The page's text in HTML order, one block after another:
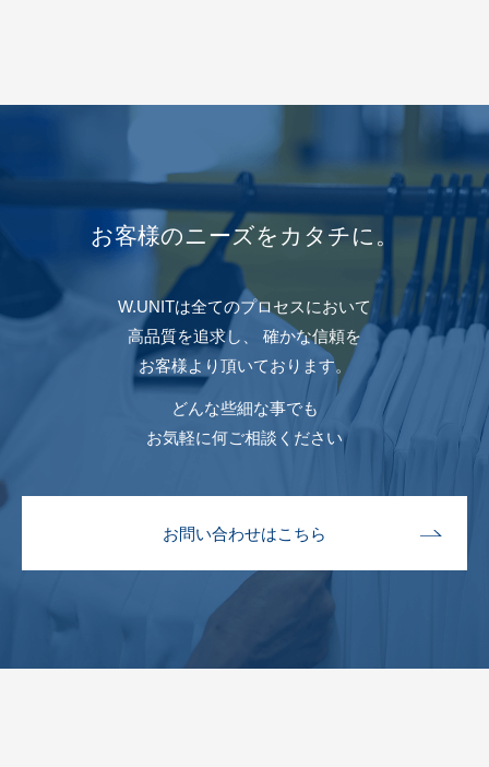
お客様のニーズをカタチに。
W.UNITは全てのプロセスにおいて
⾼品質を追求し、
確かな信頼を
お客様より頂いております。
どんな些細な事でも
お気軽に何ご相談ください
お問い合わせはこちら